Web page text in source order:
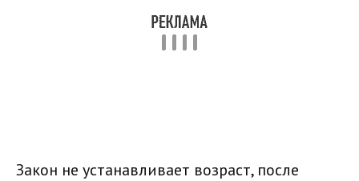
Закон не устанавливает возраст, после